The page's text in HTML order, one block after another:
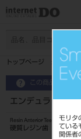
モリタ
ている
関係者
トップページ エン
この商品に関す
エンデュラ ア
Resin Anterior Teeth
硬質レジン歯